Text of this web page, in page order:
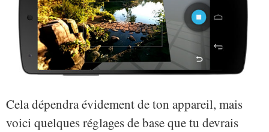
Cela dépendra évidement de ton appareil, mais
voici quelques réglages de base que tu devrais